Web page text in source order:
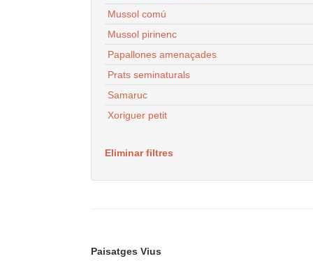
Mussol comú
Mussol pirinenc
Papallones amenaçades
Prats seminaturals
Samaruc
Xoriguer petit
Eliminar filtres
Paisatges Vius